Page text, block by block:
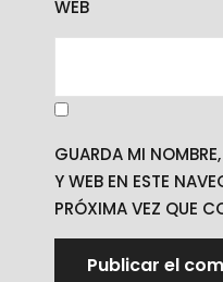
WEB
GUARDA MI
Y WEB EN ESTE
PRÓXIMA VEZ QUE